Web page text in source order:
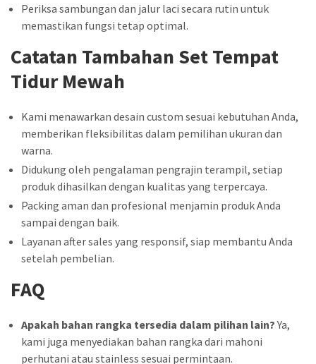
Periksa sambungan dan jalur laci secara rutin untuk
memastikan fungsi tetap optimal.
Catatan Tambahan Set Tempat
Tidur Mewah
Kami menawarkan desain custom sesuai kebutuhan Anda,
memberikan fleksibilitas dalam pemilihan ukuran dan
warna.
Didukung oleh pengalaman pengrajin terampil, setiap
produk dihasilkan dengan kualitas yang terpercaya.
Packing aman dan profesional menjamin produk Anda
sampai dengan baik.
Layanan after sales yang responsif, siap membantu Anda
setelah pembelian.
FAQ
Apakah bahan rangka tersedia dalam pilihan lain?Ya,
kami juga menyediakan bahan rangka dari mahoni
perhutani atau stainless sesuai permintaan.